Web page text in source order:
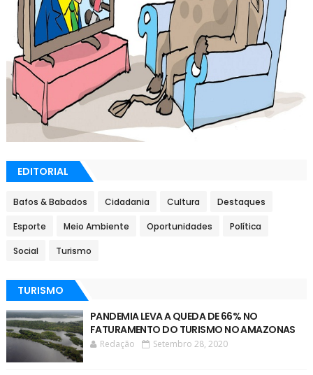
EDITORIAL
Bafos & Babados Cidadania Cultura Destaques
Esporte Meio Ambiente Oportunidades Política
Social Turismo
TURISMO
PANDEMIA LEVA A QUEDA DE 66% NO
FATURAMENTO DO TURISMO NO AMAZONAS
Redação Setembro 28, 2020